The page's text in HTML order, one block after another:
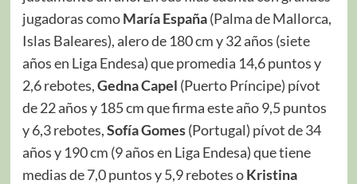
jugadoras comoMaría España(Palma de Mallorca,
Islas Baleares), alero de 180 cm y 32 años (siete
años en Liga Endesa) que promedia 14,6 puntos y
2,6 rebotes,GednaCapel (Puerto Príncipe) pívot
de 22 años y 185 cm que firma este año 9,5 puntos
y 6,3 rebotes,SofíaGomes(Portugal) pívot de 34
años y 190 cm (9 años en Liga Endesa) que tiene
medias de 7,0 puntos y 5,9 rebotes oKristina